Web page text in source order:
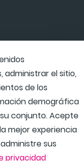
administrar el sitio,
de los
demográfica
conjunto. Acepte
mejor experiencia
sus
privacidad